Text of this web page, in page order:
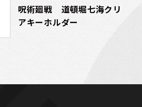
呪術廻戦 道頓堀七海クリ
アキーホルダー